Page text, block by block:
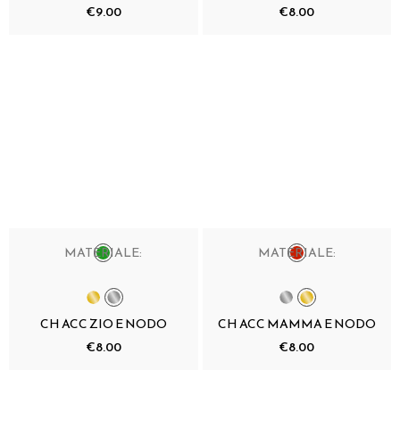
€9.00
€8.00
MATERIALE:
CH ACC ZIO E NODO
€8.00
MATERIALE:
CH ACC MAMMA E NODO
€8.00